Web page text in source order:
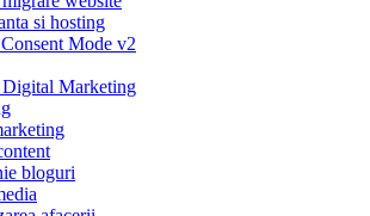
si hosting
Mode v2
Marketing
bloguri